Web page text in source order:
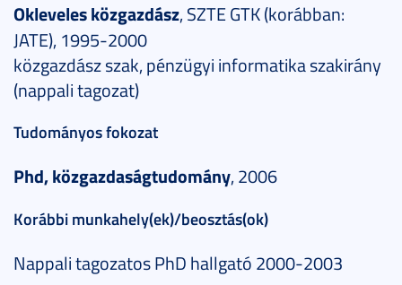
Okleveles közgazdász, SZTE GTK (korábban:
JATE), 1995-2000
közgazdász szak, pénzügyi informatika szakirány
(nappali tagozat)
Tudományos fokozat
Phd, közgazdaságtudomány, 2006
Korábbi munkahely(ek)/beosztás(ok)
Nappali tagozatos PhD hallgató 2000-2003